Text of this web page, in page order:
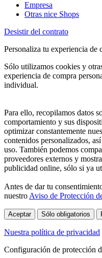
Empresa
Otras nice Shops
Desistir del contrato
Personaliza tu experiencia de
Sólo utilizamos cookies y
experiencia de compra
individual.
Para ello, recopilamos datos
comportamiento y sus
optimizar constantemente
contenidos personalizados,
uso. También podemos
proveedores externos y
publicidad online, sólo si ya
Antes de dar tu
nuestro Aviso de Protección
Aceptar Sólo obligatorios
Nuestra política de privacidad
Configuración de protección